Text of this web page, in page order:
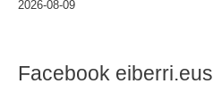
2026-08-09
Facebook eiberri.eus